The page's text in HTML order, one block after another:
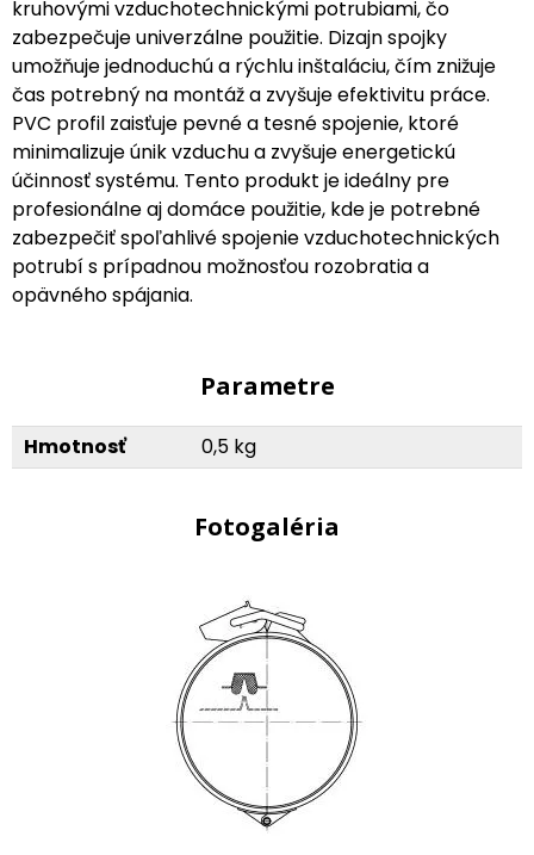
kruhovými vzduchotechnickými potrubiami, čo
zabezpečuje univerzálne použitie. Dizajn spojky
umožňuje jednoduchú a rýchlu inštaláciu, čím znižuje
čas potrebný na montáž a zvyšuje efektivitu práce.
PVC profil zaisťuje pevné a tesné spojenie, ktoré
minimalizuje únik vzduchu a zvyšuje energetickú
účinnosť systému. Tento produkt je ideálny pre
profesionálne aj domáce použitie, kde je potrebné
zabezpečiť spoľahlivé spojenie vzduchotechnických
potrubí s prípadnou možnosťou rozobratia a
opävného spájania.
Parametre
Hmotnosť 0,5 kg
Fotogaléria